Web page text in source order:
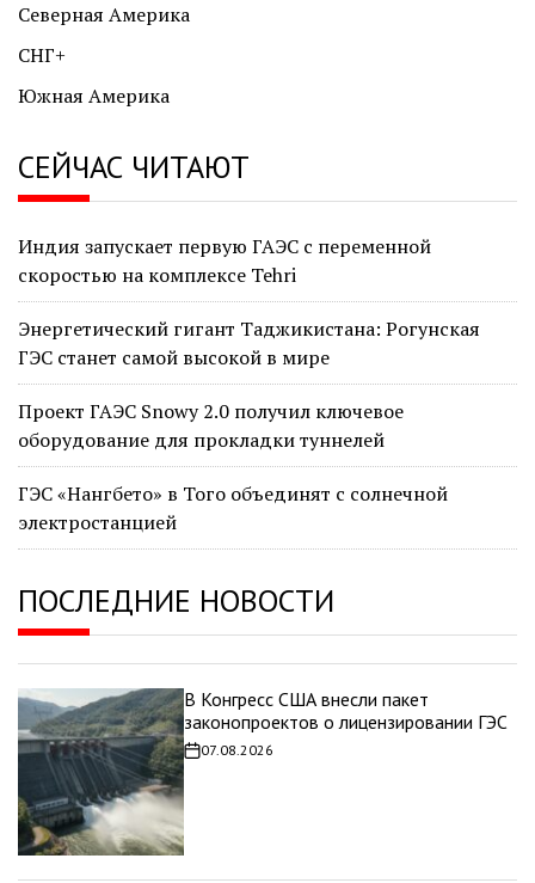
Северная Америка
СНГ+
Южная Америка
СЕЙЧАС ЧИТАЮТ
Индия запускает первую ГАЭС с переменной
скоростью на комплексе Tehri
Энергетический гигант Таджикистана: Рогунская
ГЭС станет самой высокой в мире
Проект ГАЭС Snowy 2.0 получил ключевое
оборудование для прокладки туннелей
ГЭС «Нангбето» в Того объединят с солнечной
электростанцией
ПОСЛЕДНИЕ НОВОСТИ
В Конгресс США внесли пакет
законопроектов о лицензировании ГЭС
Дата
записи
07.08.2026